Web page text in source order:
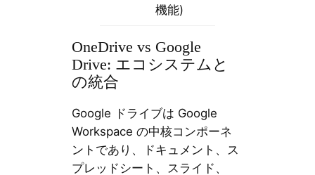
機能)
OneDrive vs Google
Drive: エコシステムと
の統合
Google ドライブは Google
Workspace の中核コンポーネ
ントであり、ドキュメント、ス
プレッドシート、スライド、